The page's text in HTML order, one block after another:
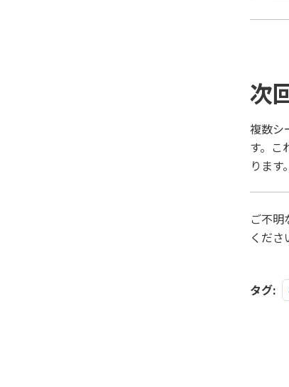
次
複数シ
す。こ
ります。
ご不明
くださ
タグ: